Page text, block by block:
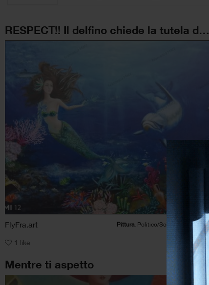
RESPECT!! Il delfino chiede la tutela del Mare Nostrum
FlyFra.art Pittura, Politico/Sociale, Paesaggio, Natura, Animale
1 like
Mentre ti aspetto